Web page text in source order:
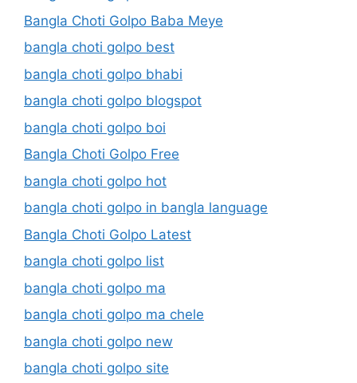
Bangla Choti Golpo Baba Meye
bangla choti golpo best
bangla choti golpo bhabi
bangla choti golpo blogspot
bangla choti golpo boi
Bangla Choti Golpo Free
bangla choti golpo hot
bangla choti golpo in bangla language
Bangla Choti Golpo Latest
bangla choti golpo list
bangla choti golpo ma
bangla choti golpo ma chele
bangla choti golpo new
bangla choti golpo site